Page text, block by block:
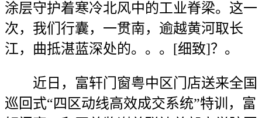
涂层守护着寒冷北风中的工业脊梁。这一
次，我们行囊，一贯南，逾越黄河取长
江，曲抵湛蓝深处的。。。[细致]？。
近日，富轩门窗粤中区门店送来全国
巡回式“四区动线高效成交系统”特训，富